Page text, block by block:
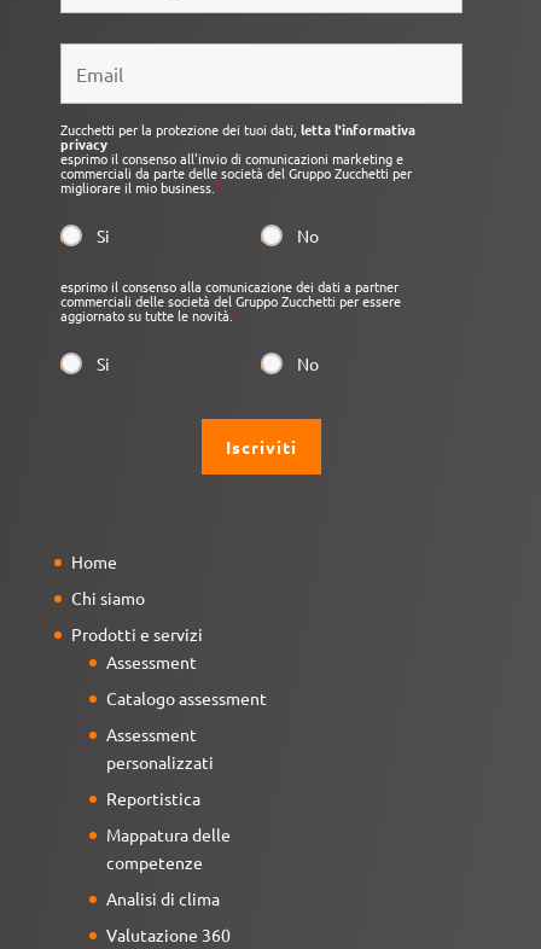
Zucchetti per la protezione dei tuoi dati, letta l'informativa
privacy
esprimo il consenso all'invio di comunicazioni marketing e
commerciali da parte delle società del Gruppo Zucchetti per
migliorare il mio business.*
Si No
esprimo il consenso alla comunicazione dei dati a partner
commerciali delle società del Gruppo Zucchetti per essere
aggiornato su tutte le novità. *
Si No
Home
Chi siamo
Prodotti e servizi
Assessment
Catalogo assessment
Assessment
personalizzati
Reportistica
Mappatura delle
competenze
Analisi di clima
Valutazione 360